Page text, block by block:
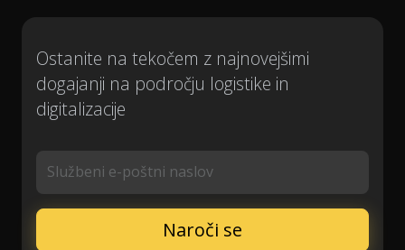
Ostanite na tekočem z najnovejšimi
dogajanji na področju logistike in
digitalizacije
Službeni e-poštni naslov